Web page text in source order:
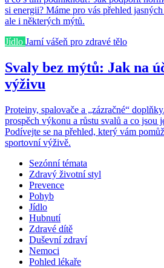
si energii? Máme pro vás přehled
ale i některých mýtů.
Jídlo Jarní vášeň pro zdravé tělo
Svaly bez mýtů: Jak na
výživu
Proteiny, spalovače a „zázračné“
prospěch výkonu a růstu svalů a co jsou
Podívejte se na přehled, který vám
sportovní výživě.
Sezónní témata
Zdravý životní styl
Prevence
Pohyb
Jídlo
Hubnutí
Zdravé dítě
Duševní zdraví
Nemoci
Pohled lékaře